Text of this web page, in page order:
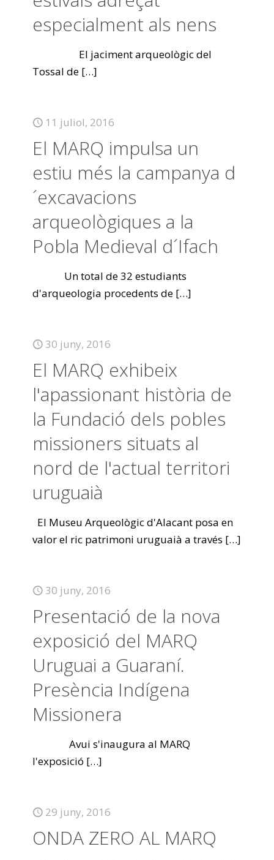
especialment als nens
El jaciment arqueològic del
Tossal de […]
11 juliol, 2016
El MARQ impulsa un
estiu més la campanya d
´excavacions
arqueològiques a la
Pobla Medieval d´Ifach
Un total de 32 estudiants
d'arqueologia procedents de […]
30 juny, 2016
El MARQ exhibeix
l'apassionant història de
la Fundació dels pobles
missioners situats al
nord de l'actual territori
uruguaià
El Museu Arqueològic d'Alacant posa en
valor el ric patrimoni uruguaià a través […]
30 juny, 2016
Presentació de la nova
exposició del MARQ
Uruguai a Guaraní.
Presència Indígena
Missionera
Avui s'inaugura al MARQ
l'exposició […]
29 juny, 2016
ONDA ZERO AL MARQ